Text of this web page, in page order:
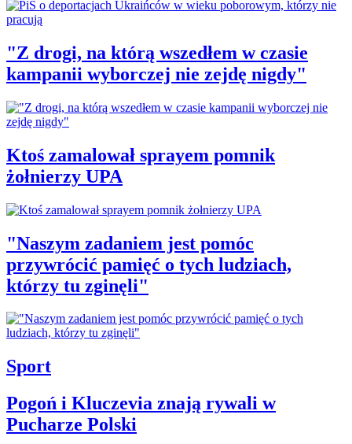
"Z drogi, na którą wszedłem w czasie
kampanii wyborczej nie zejdę nigdy"
Ktoś zamalował sprayem pomnik
żołnierzy UPA
"Naszym zadaniem jest pomóc
przywrócić pamięć o tych ludziach,
którzy tu zginęli"
Sport
Pogoń i Kluczevia znają rywali w
Pucharze Polski